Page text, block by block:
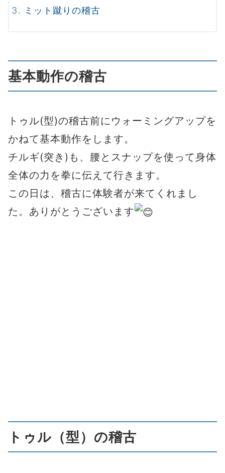
ミット蹴りの稽古
基本動作の稽古
トゥル(型)の稽古前にウォーミングアップを
かねて基本動作をします。
チルギ(突き)も、腰とスナップを使って身体
全体の力を拳に伝えて行きます。
この日は、稽古に体験者が来てくれまし
た。ありがとうございます
トゥル（型）の稽古